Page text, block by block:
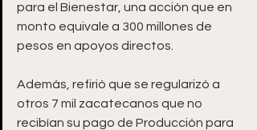
para el Bienestar, una acción que en
monto equivale a 300 millones de
pesos en apoyos directos.
Además, refirió que se regularizó a
otros 7 mil zacatecanos que no
recibían su pago de Producción para